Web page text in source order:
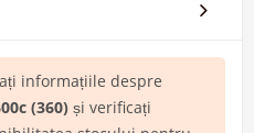
informațiile despre
(360) și verificați